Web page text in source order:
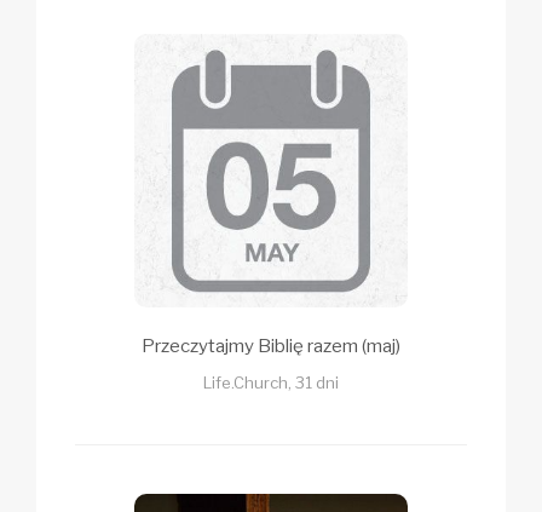
Przeczytajmy Biblię razem (maj)
Life.Church, 31 dni